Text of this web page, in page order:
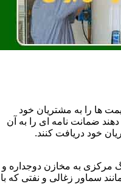
ها را به مشتریان خود
ضمانت نامه ای را به آن
خود دریافت کنند.
مرکزی به مخازن دوجداره و
سماور زغالی و نفتی که با